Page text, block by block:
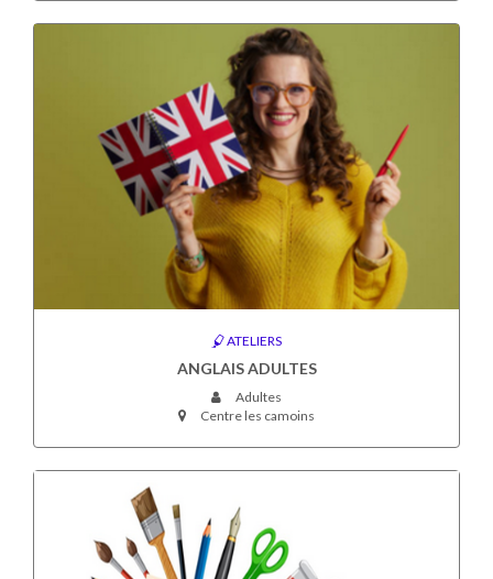
ATELIERS
ANGLAIS ADULTES
Adultes
Centre les camoins